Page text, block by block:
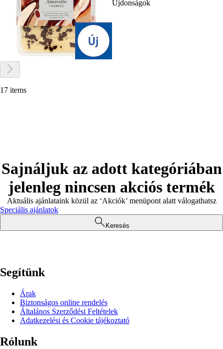
Újdonságok
17 items
Sajnáljuk az adott kategóriában
jelenleg nincsen akciós termék
Aktuális ajánlataink közül az ‘Akciók’ menüpont alatt válogathatsz
Speciális ajánlatok
Keresés
Segítünk
Árak
Biztonságos online rendelés
Általános Szerződési Feltételek
Adatkezelési és Cookie tájékoztató
Rólunk